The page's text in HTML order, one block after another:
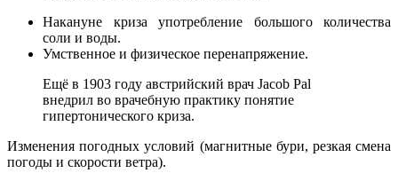
Накануне криза употребление большого количества
соли и воды.
Умственное и физическое перенапряжение.
Ещё в 1903 году австрийский врач Jacob Pal
внедрил во врачебную практику понятие
гипертонического криза.
Изменения погодных условий (магнитные бури, резкая смена
погоды и скорости ветра).